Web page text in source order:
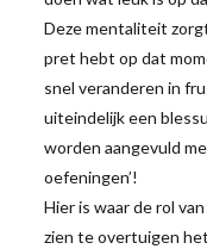
Deze mentaliteit
pret hebt op dat
snel veranderen in
uiteindelijk een
worden aangevuld
oefeningen’!
Hier is waar de rol
zien te overtuigen